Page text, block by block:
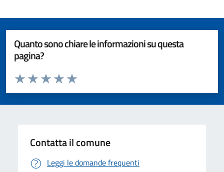
Quanto sono chiare le informazioni su questa
pagina?
Valuta da 1 a 5 stelle la pagina
Valuta 5 stelle su 5
Valuta 4 stelle su 5
Valuta 3 stelle su 5
Valuta 2 stelle su 5
Valuta 1 stelle su 5
Contatta il comune
Leggi le domande frequenti